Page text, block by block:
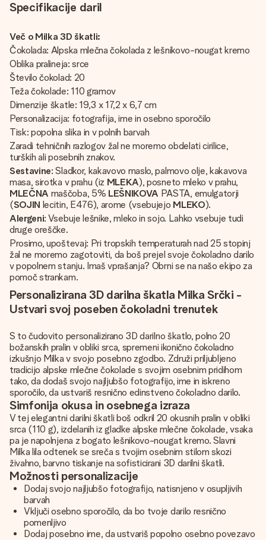
Specifikacije daril
Več o Milka 3D škatli:
Čokolada: Alpska mlečna čokolada z lešnikovo-nougat kremo
Oblika pralineja: srce
Število čokolad: 20
Teža čokolade: 110 gramov
Dimenzije škatle: 19,3 x 17,2 x 6,7 cm
Personalizacija: fotografija, ime in osebno sporočilo
Tisk: popolna slika in v polnih barvah
Zaradi tehničnih razlogov žal ne moremo obdelati cirilice,
turških ali posebnih znakov.
Sestavine: Sladkor, kakavovo maslo, palmovo olje, kakavova
masa, sirotka v prahu (iz MLEKA), posneto mleko v prahu,
MLEČNA maščoba, 5% LEŠNIKOVA PASTA, emulgatorji
(SOJIN lecitin, E476), arome (vsebujejo MLEKO).
Alergeni: Vsebuje lešnike, mleko in sojo. Lahko vsebuje tudi
druge oreščke.
Prosimo, upoštevaj: Pri tropskih temperaturah nad 25 stopinj
žal ne moremo zagotoviti, da boš prejel svoje čokoladno darilo
v popolnem stanju. Imaš vprašanja? Obrni se na našo ekipo za
pomoč strankam.
Personalizirana 3D darilna škatla Milka Srčki -
Ustvari svoj poseben čokoladni trenutek
S to čudovito personalizirano 3D darilno škatlo, polno 20
božanskih pralin v obliki srca, spremeni ikonično čokoladno
izkušnjo Milka v svojo posebno zgodbo. Združi priljubljeno
tradicijo alpske mlečne čokolade s svojim osebnim pridihom
tako, da dodaš svojo najljubšo fotografijo, ime in iskreno
sporočilo, da ustvariš resnično edinstveno čokoladno darilo.
Simfonija okusa in osebnega izraza
V tej elegantni darilni škatli boš odkril 20 okusnih pralin v obliki
srca (110 g), izdelanih iz gladke alpske mlečne čokolade, vsaka
pa je napolnjena z bogato lešnikovo-nougat kremo. Slavni
Milka lila odtenek se sreča s tvojim osebnim stilom skozi
živahno, barvno tiskanje na sofisticirani 3D darilni škatli.
Možnosti personalizacije
Dodaj svojo najljubšo fotografijo, natisnjeno v osupljivih
barvah
Vključi osebno sporočilo, da bo tvoje darilo resnično
pomenljivo
Dodaj posebno ime, da ustvariš popolno osebno povezavo